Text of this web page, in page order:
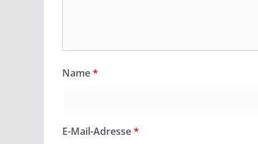
Name*
E-Mail-Adresse*